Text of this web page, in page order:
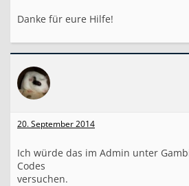
Danke für eure Hilfe!
20. September 2014
Ich würde das im Admin unter
Codes
versuchen.